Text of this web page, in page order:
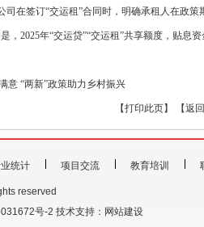
在签订“交运租”合同时，明确承租人在政策
2025年“交运贷”“交运租”共享额度，贴息
意 “两新”政策助力乡村振兴
【打印此页】 【返
统计 项目交流 教育培训
reserved
号-2 技术支持： 网站建设